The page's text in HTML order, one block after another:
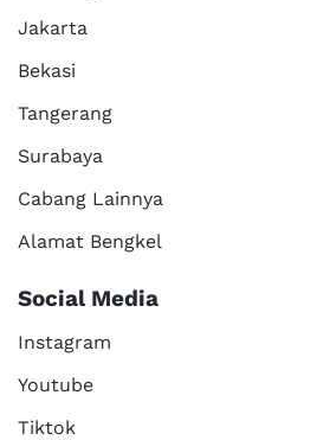
Jakarta
Bekasi
Tangerang
Surabaya
Cabang Lainnya
Alamat Bengkel
Social Media
Instagram
Youtube
Tiktok